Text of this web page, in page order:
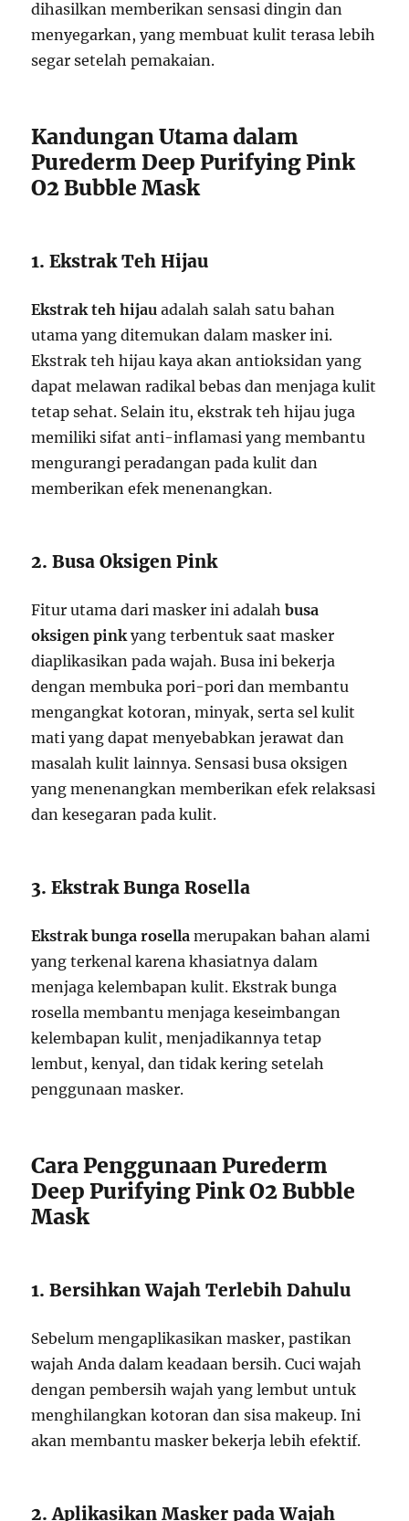
dihasilkan memberikan sensasi dingin dan
menyegarkan, yang membuat kulit terasa lebih
segar setelah pemakaian.
Kandungan Utama dalam
Purederm Deep Purifying Pink
O2 Bubble Mask
1. Ekstrak Teh Hijau
Ekstrak teh hijau adalah salah satu bahan
utama yang ditemukan dalam masker ini.
Ekstrak teh hijau kaya akan antioksidan yang
dapat melawan radikal bebas dan menjaga kulit
tetap sehat. Selain itu, ekstrak teh hijau juga
memiliki sifat anti-inflamasi yang membantu
mengurangi peradangan pada kulit dan
memberikan efek menenangkan.
2. Busa Oksigen Pink
Fitur utama dari masker ini adalahbusa
oksigen pinkyang terbentuk saat masker
diaplikasikan pada wajah. Busa ini bekerja
dengan membuka pori-pori dan membantu
mengangkat kotoran, minyak, serta sel kulit
mati yang dapat menyebabkan jerawat dan
masalah kulit lainnya. Sensasi busa oksigen
yang menenangkan memberikan efek relaksasi
dan kesegaran pada kulit.
3. Ekstrak Bunga Rosella
Ekstrak bunga rosella merupakan bahan alami
yang terkenal karena khasiatnya dalam
menjaga kelembapan kulit. Ekstrak bunga
rosella membantu menjaga keseimbangan
kelembapan kulit, menjadikannya tetap
lembut, kenyal, dan tidak kering setelah
penggunaan masker.
Cara Penggunaan Purederm
Deep Purifying Pink O2 Bubble
Mask
1. Bersihkan Wajah Terlebih Dahulu
Sebelum mengaplikasikan masker, pastikan
wajah Anda dalam keadaan bersih. Cuci wajah
dengan pembersih wajah yang lembut untuk
menghilangkan kotoran dan sisa makeup. Ini
akan membantu masker bekerja lebih efektif.
2. Aplikasikan Masker pada Wajah